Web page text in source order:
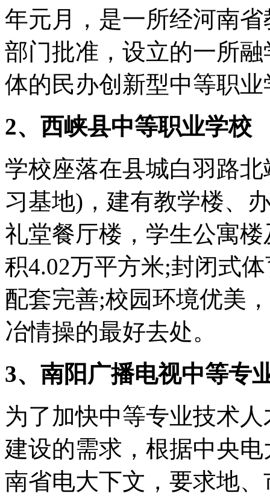
年元月，是一所经河南
部门批准，设立的一所
体的民办创新型中等职业
2、西峡县中等职业学校
学校座落在县城白羽路
习基地)，建有教学楼、
礼堂餐厅楼，学生公寓
积4.02万平方米;封闭式
配套完善;校园环境优美
冶情操的最好去处。
3、南阳广播电视中等专
为了加快中等专业技术
建设的需求，根据中央
南省电大下文，要求地